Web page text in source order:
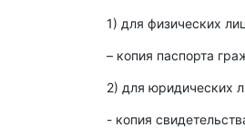
1) для физических
– копия паспорта
2) для юридических
- копия